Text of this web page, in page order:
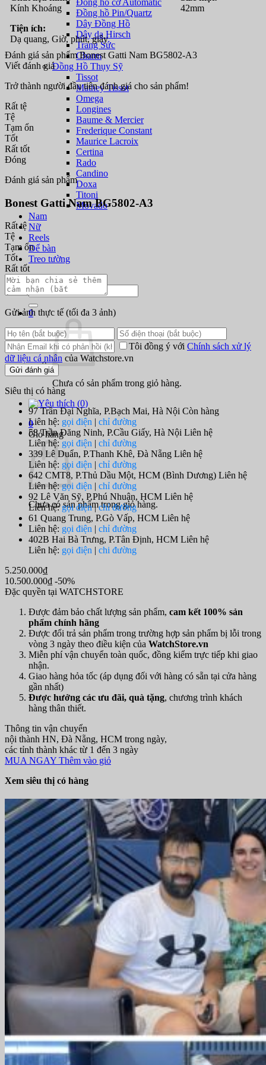
Đồng hồ cơ Automatic
Đồng hồ Pin/Quartz
Dây Đồng Hồ
Dây da Hirsch
Trang Sức
Charm
Đồng Hồ Thụy Sỹ
Tissot
Mathey Tissot
Omega
Longines
Baume & Mercier
Frederique Constant
Maurice Lacroix
Certina
Rado
Candino
Doxa
Titoni
Movado
Nam
Nữ
Reels
Để bàn
Treo tường
Tìm kiếm:
0
Chưa có sản phẩm trong giỏ hàng.
(0)
0
Giỏ hàng
Chưa có sản phẩm trong giỏ hàng.
Kính Khoáng
42mm
Tiện ích:
Dạ quang, Giờ, phút, giây
Đánh giá sản phẩm Bonest Gatti Nam BG5802-A3
Viết đánh giá
Trở thành người đầu tiên đánh giá cho sản phẩm!
Rất tệ
Tệ
Tạm ổn
Tốt
Rất tốt
Đóng
Đánh giá sản phẩm
Bonest Gatti Nam BG5802-A3
Rất tệ
Tệ
Tạm ổn
Tốt
Rất tốt
Gửi ảnh thực tế (tối đa 3 ảnh)
Tôi đồng ý với Chính sách xử lý
dữ liệu cá nhân của Watchstore.vn
Gửi đánh giá
Siêu thị có hàng
97 Trần Đại Nghĩa, P.Bạch Mai, Hà Nội Còn hàng
Liên hệ: gọi điện | chỉ đường
58 Trần Đăng Ninh, P.Cầu Giấy, Hà Nội Liên hệ
Liên hệ: gọi điện | chỉ đường
339 Lê Duẩn, P.Thanh Khê, Đà Nẵng Liên hệ
Liên hệ: gọi điện | chỉ đường
642 CMT8, P.Thủ Dầu Một, HCM (Bình Dương) Liên hệ
Liên hệ: gọi điện | chỉ đường
92 Lê Văn Sỹ, P.Phú Nhuận, HCM Liên hệ
Liên hệ: gọi điện|chỉ đường
61 Quang Trung, P.Gò Vấp, HCM Liên hệ
Liên hệ: gọi điện | chỉ đường
402B Hai Bà Trưng, P.Tân Định, HCM Liên hệ
Liên hệ: gọi điện | chi đường
5.250.000₫
10.500.000₫ -50%
Đặc quyền tại WATCHSTORE
Được đảm bảo chất lượng sản phẩm, cam kết 100% sản
phẩm chính hãng
Được đổi trả sản phẩm trong trường hợp sản phẩm bị lỗi trong
vòng 3 ngày theo điều kiện của WatchStore.vn
Miễn phí vận chuyển toàn quốc, đồng kiểm trực tiếp khi giao
nhận.
Giao hàng hỏa tốc (áp dụng đối với hàng có sẵn tại cửa hàng
gần nhất)
Được hưởng các ưu đãi, quà tặng, chương trình khách
hàng thân thiết.
Thông tin vận chuyển
nội thành HN, Đà Nẵng, HCM trong ngày,
các tỉnh thành khác từ 1 đến 3 ngày
MUA NGAY Thêm vào giỏ
Xem siêu thị có hàng